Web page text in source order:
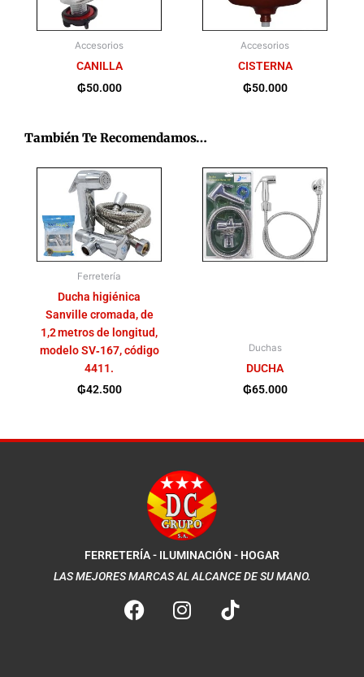
Accesorios
CANILLA
₲50.000
Accesorios
CISTERNA
₲50.000
También Te Recomendamos…
Ferretería
Ducha higiénica
Sanville cromada, de
1,2 metros de longitud,
modelo SV‑167, código
4411.
₲42.500
Duchas
DUCHA
₲65.000
FERRETERÍA - ILUMINACIÓN - HOGAR
LAS MEJORES MARCAS AL ALCANCE DE SU MANO.
F
a
I
n